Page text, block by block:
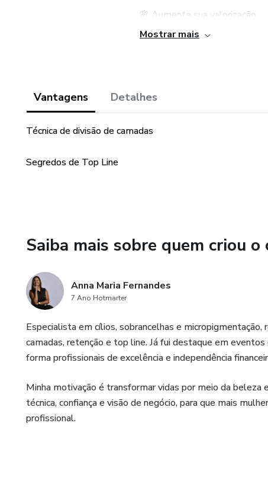
🌸 Aumente sua valorização.
Mostrar mais
Vantagens Detalhes
Técnica de divisão de camadas
Segredos de Top Line
Saiba mais sobre quem criou o
Anna Maria Fernandes
7 Ano Hotmarter
Especialista em cílios, sobrancelhas e
camadas, retenção e top line. Já fui destaque em
forma profissionais de excelência e independência
Minha motivação é transformar vidas por meio da
técnica, confiança e visão de negócio, para que mais
profissional.